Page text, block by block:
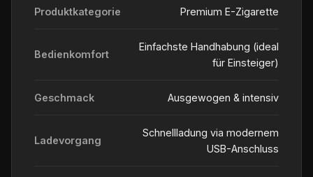
Produktkategorie Premium E-Zigarette
Bedienkomfort
Einfachste Handhabung (ideal
für Einsteiger)
Geschmack Ausgewogen & intensiv
Ladevorgang
Schnellladung via modernem
USB-Anschluss